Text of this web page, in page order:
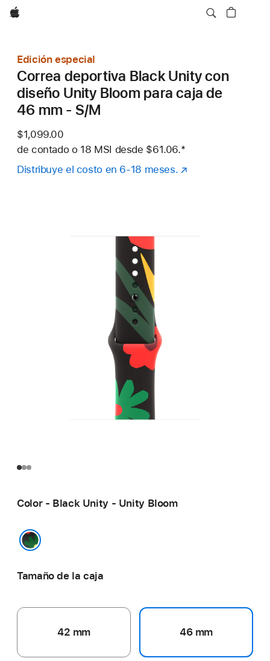
Apple
Edición especial
Correa deportiva Black Unity con
diseño Unity Bloom para caja de
46 mm - S/M
$1,099.00
de contado o 18 MSI desde $61.06.Nota al pie
*
Distribuye el costo en 6-18 meses.
Color - Black Unity - Unity Bloom
Tamaño de la caja
42 mm 46 mm